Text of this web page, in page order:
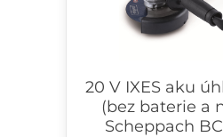
20 V IXES aku
(bez baterie a
Scheppach